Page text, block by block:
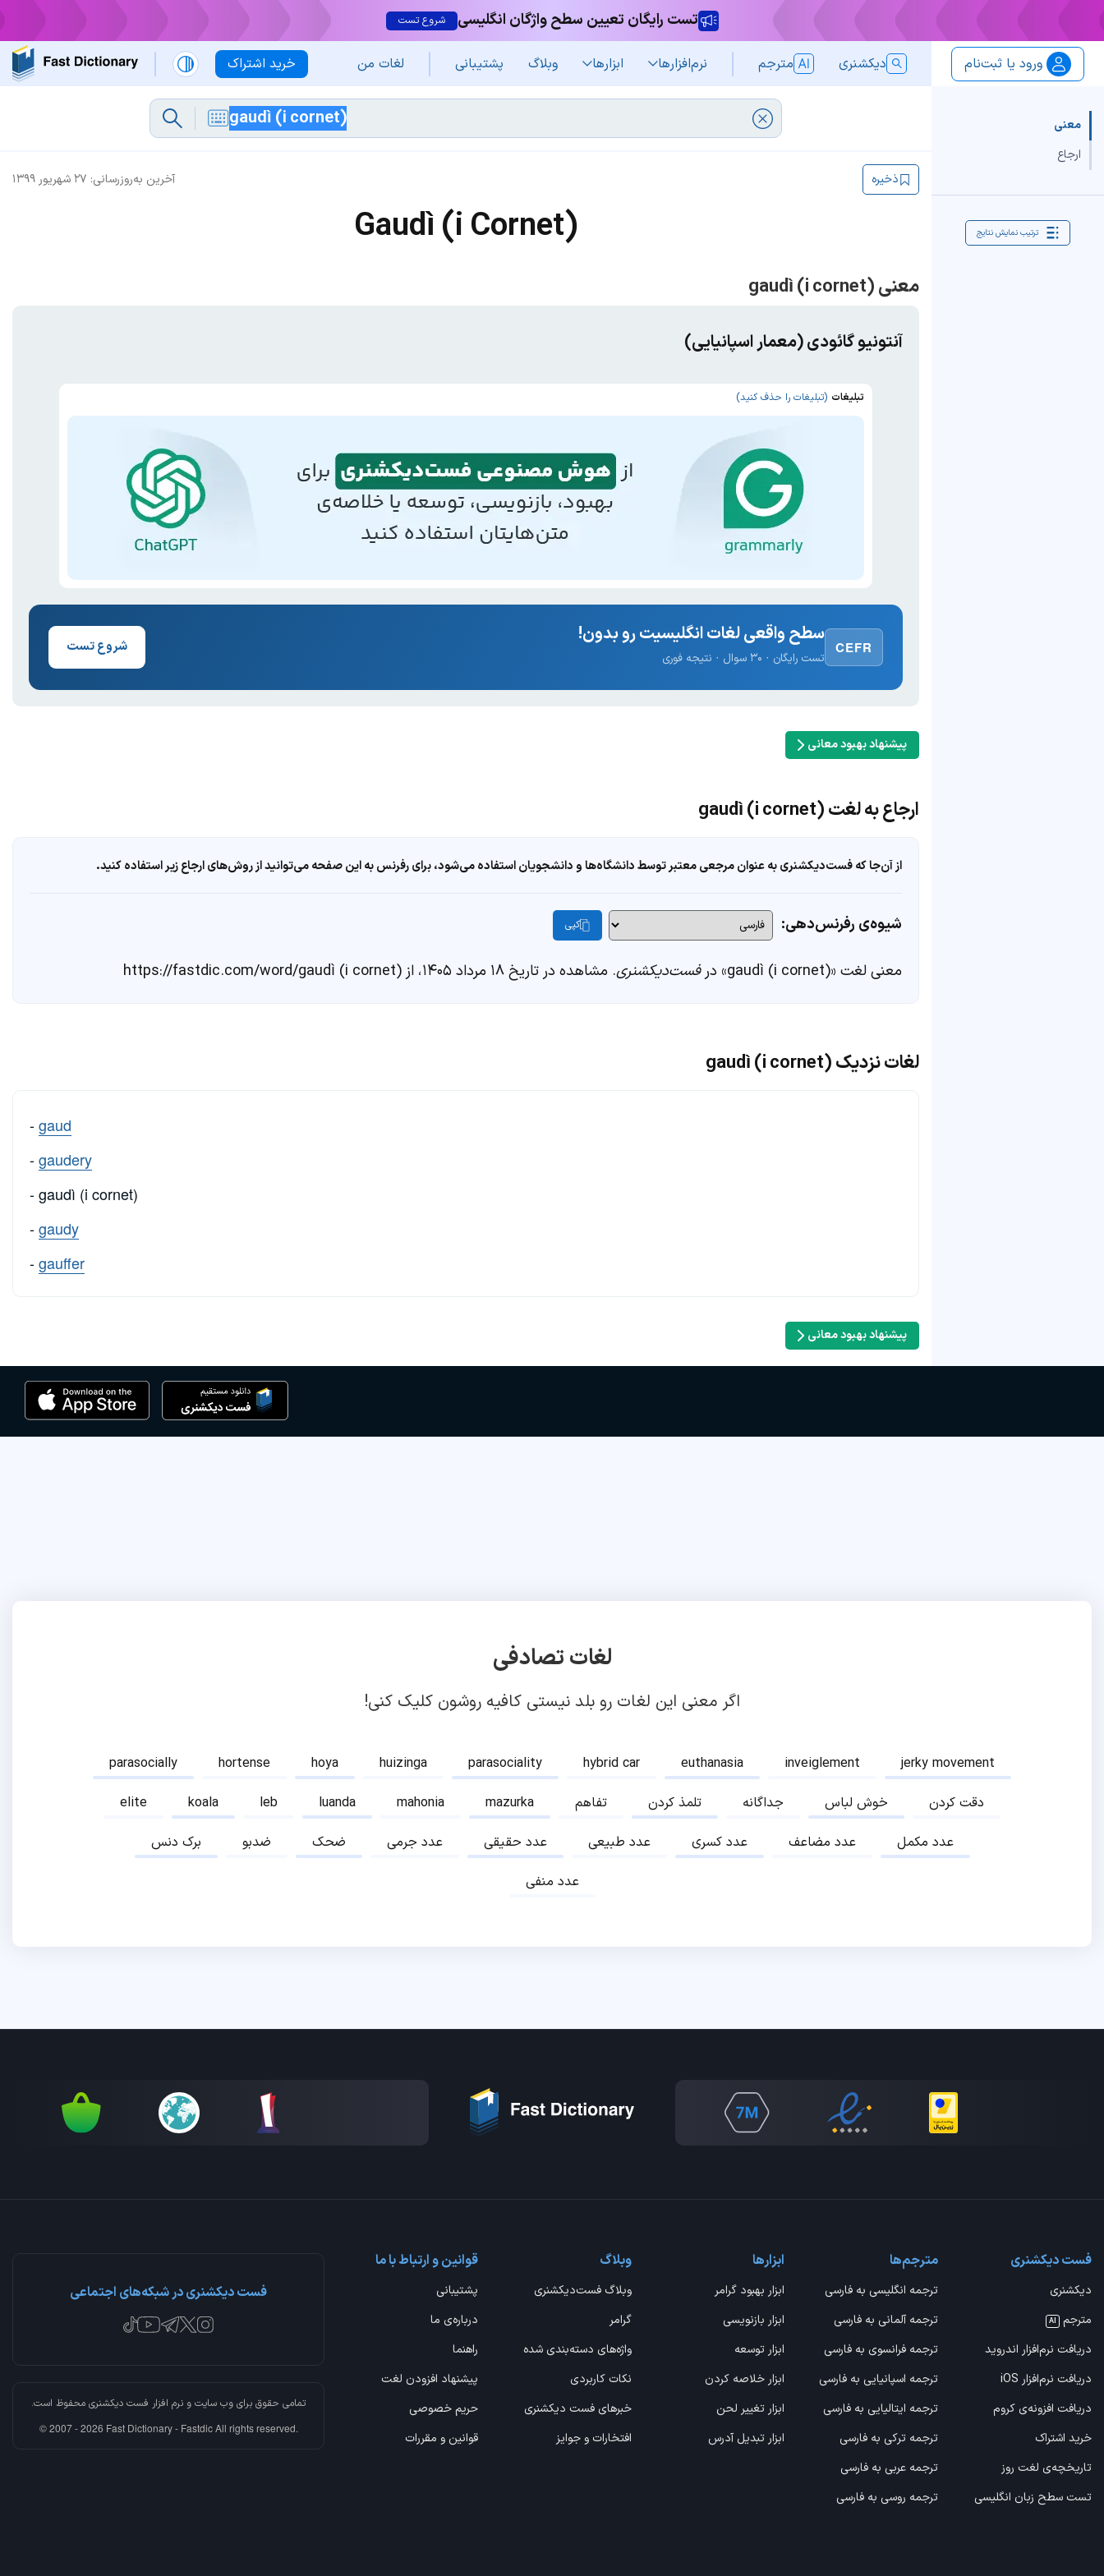
تست رایگان تعیین سطح واژگان انگلیسی شروع تست
خرید اشتراک ورود یا ثبت‌نام دیکشنری مترجم نرم‌افزار‌ها ابزارها وبلاگ پشتیبانی لغات من
معنی
ارجاع
ترتیب نمایش نتایج
آخرین به‌روزرسانی: ۲۷ شهریور ۱۳۹۹ ذخیره
Gaudì (i Cornet)
معنی gaudì (i cornet)
آنتونیو گائودی (معمار اسپانیایی)
تبلیغات (تبلیغات را حذف کنید)
CEFR
سطح واقعی لغات انگلیسیت رو بدون!
تست رایگان · ۳۰ سوال · نتیجه فوری
شروع تست
پیشنهاد بهبود معانی
ارجاع به لغت gaudì (i cornet)
از آن‌جا که فست‌دیکشنری به عنوان مرجعی معتبر توسط دانشگاه‌ها و دانشجویان استفاده می‌شود، برای رفرنس به این صفحه می‌توانید از روش‌های ارجاع زیر استفاده کنید.
شیوه‌ی رفرنس‌دهی: کپی
معنی لغت «gaudì (i cornet)» در فست‌دیکشنری. مشاهده در تاریخ ۱۸ مرداد ۱۴۰۵، از https://fastdic.com/word/gaudì (i cornet)
لغات نزدیک gaudì (i cornet)
-gaud
-gaudery
- gaudì (i cornet)
-gaudy
-gauffer
پیشنهاد بهبود معانی
لغات تصادفی
اگر معنی این لغات رو بلد نیستی کافیه روشون کلیک کنی!
parasocially hortense hoya huizinga parasociality hybrid car euthanasia inveiglement
jerky movement
elite
koala leb luanda mahonia mazurka تفاهم تلمذ کردن جداگانه خوش لباس
دقت کردن
برک دنس
ضدبو ضحک عدد جرمی عدد حقیقی عدد طبیعی عدد کسری عدد مضاعف
عدد مکمل
عدد منفی
فست دیکشنری
دیکشنری
مترجم
AI
دریافت نرم‌افزار اندروید
دریافت نرم‌افزار iOS
دریافت افزونه‌ی کروم
خرید اشتراک
تاریخچه‌ی لغت روز
تست سطح زبان انگلیسی
مترجم‌ها
ترجمه انگلیسی به فارسی
ترجمه آلمانی به فارسی
ترجمه فرانسوی به فارسی
ترجمه اسپانیایی به فارسی
ترجمه ایتالیایی به فارسی
ترجمه ترکی به فارسی
ترجمه عربی به فارسی
ترجمه روسی به فارسی
ابزارها
ابزار بهبود گرامر
ابزار بازنویسی
ابزار توسعه
ابزار خلاصه کردن
ابزار تغییر لحن
ابزار تبدیل آدرس
وبلاگ
وبلاگ فست‌دیکشنری
گرامر
واژه‌های دسته‌بندی شده
نکات کاربردی
خبرهای فست دیکشنری
افتخارات و جوایز
قوانین و ارتباط با ما
پشتیبانی
درباره‌ی ما
راهنما
پیشنهاد افزودن لغت
حریم خصوصی
قوانین و مقررات
فست دیکشنری در شبکه‌های اجتماعی
تمامی حقوق برای وب سایت و نرم افزار فست دیکشنریمحفوظ است.
© 2007 - 2026 Fast Dictionary - Fastdic All rights reserved.